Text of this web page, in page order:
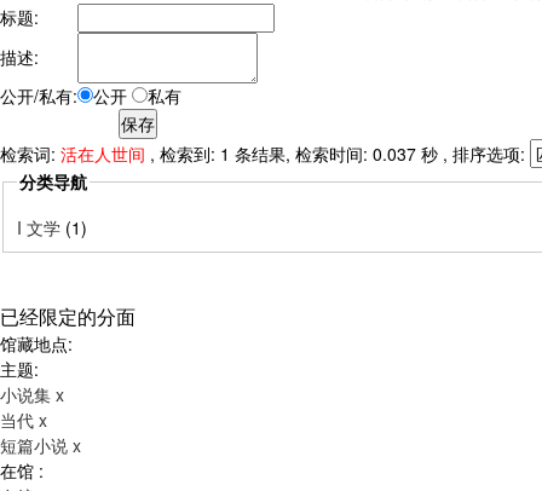
标题:
描述:
公开/私有:
公开 私有
检索词: 活在人世间 , 检索到: 1 条结果, 检索时间: 0.037 秒 , 排序选项:
分类导航
I 文学 (1)
已经限定的分面
馆藏地点:
主题:
小说集 x
当代 x
短篇小说 x
在馆 :